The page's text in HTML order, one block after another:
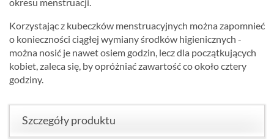
Korzystając z kubeczków menstruacyjnych można zapomnieć
o konieczności ciągłej wymiany środków higienicznych -
można nosić je nawet osiem godzin, lecz dla początkujących
kobiet, zaleca się, by opróżniać zawartość co około cztery
godziny.
Szczegóły produktu